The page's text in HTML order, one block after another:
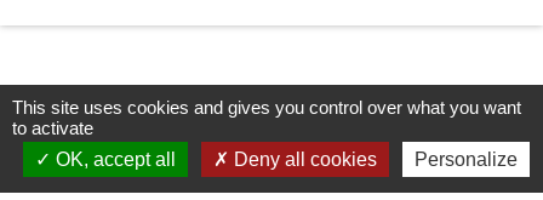
This site uses cookies and gives you control over what you want
to activate
OK, accept all
Deny all cookies Personalize